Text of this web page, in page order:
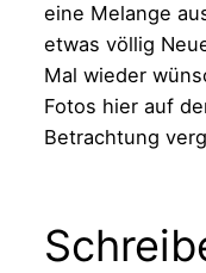
eine Melange
etwas völlig
Mal wieder
Fotos hier auf
Betrachtung